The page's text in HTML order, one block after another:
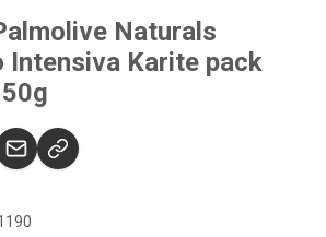
Naturals
Intensiva Karite pack